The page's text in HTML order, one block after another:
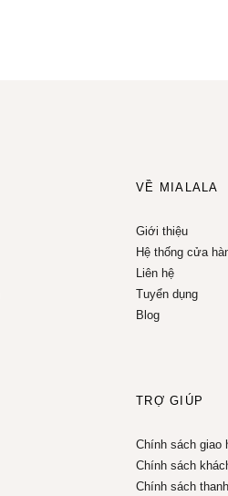
VỀ MIALALA
Giới thiệu
Hệ thống cửa
Liên hệ
Tuyển dụng
Blog
TRỢ GIÚP
Chính sách giao
Chính sách
Chính sách